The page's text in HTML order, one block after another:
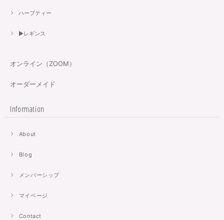
ハーブティー
▶︎レギンス
オンライン（ZOOM）
オーダーメイド
Information
About
Blog
メンバーシップ
マイページ
Contact